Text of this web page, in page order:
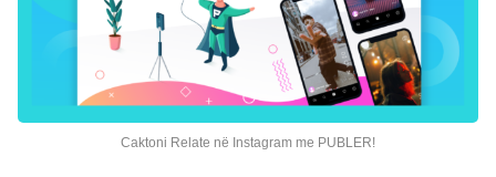
Caktoni Relate në Instagram me PUBLER!